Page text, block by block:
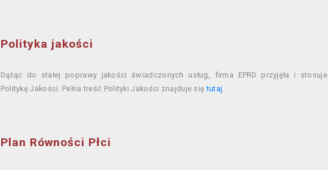
Polityka jakości
Dążąc do stałej poprawy jakości świadczonych usług, firma EPRD przyjęła i stosuje
Politykę Jakości. Pełna treść Polityki Jakości znajduje siętutaj.
Plan Równości Płci